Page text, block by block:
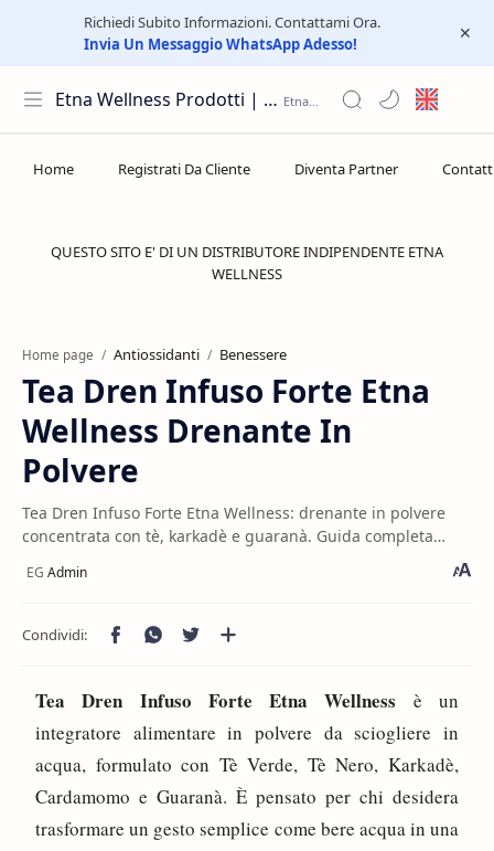
Richiedi Subito Informazioni. Contattami Ora.
Invia Un Messaggio WhatsApp Adesso!
Etna Wellness Prodotti | Distributore Elite Group
QUESTO SITO E' DI UN DISTRIBUTORE INDIPENDENTE ETNA
WELLNESS
Home page Antiossidanti Benessere
Tea Dren Infuso Forte Etna
Wellness Drenante In
Polvere
Tea Dren Infuso Forte Etna Wellness: drenante in polvere
concentrata con tè, karkadè e guaranà. Guida completa
Tea Dren Infuso Forte Etna Wellness è un
integratore alimentare in polvere da sciogliere in
acqua, formulato con Tè Verde, Tè Nero, Karkadè,
Cardamomo e Guaranà. È pensato per chi desidera
trasformare un gesto semplice come bere acqua in una